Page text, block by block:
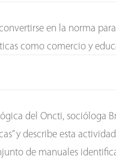
convertirse en la norma
como comercio y
del Oncti, socióloga
y describe esta
de manuales